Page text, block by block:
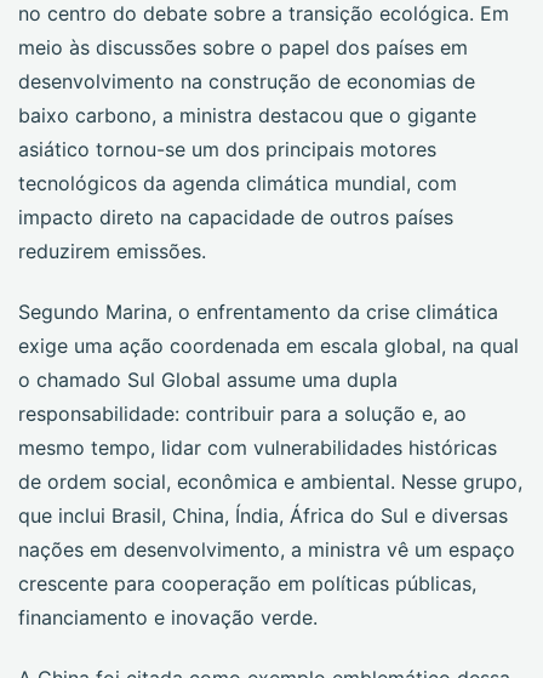
no centro do debate sobre a transição ecológica. Em
meio às discussões sobre o papel dos países em
desenvolvimento na construção de economias de
baixo carbono, a ministra destacou que o gigante
asiático tornou-se um dos principais motores
tecnológicos da agenda climática mundial, com
impacto direto na capacidade de outros países
reduzirem emissões.
Segundo Marina, o enfrentamento da crise climática
exige uma ação coordenada em escala global, na qual
o chamado Sul Global assume uma dupla
responsabilidade: contribuir para a solução e, ao
mesmo tempo, lidar com vulnerabilidades históricas
de ordem social, econômica e ambiental. Nesse grupo,
que inclui Brasil, China, Índia, África do Sul e diversas
nações em desenvolvimento, a ministra vê um espaço
crescente para cooperação em políticas públicas,
financiamento e inovação verde.